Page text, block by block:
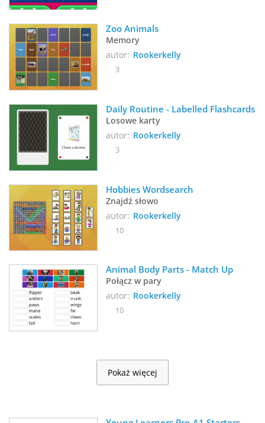
Zoo Animals
Memory
autor: Rookerkelly
3
Daily Routine - Labelled Flashcards
Losowe karty
autor: Rookerkelly
3
Hobbies Wordsearch
Znajdź słowo
autor: Rookerkelly
10
Animal Body Parts - Match Up
Połącz w pary
autor: Rookerkelly
10
Pokaż więcej